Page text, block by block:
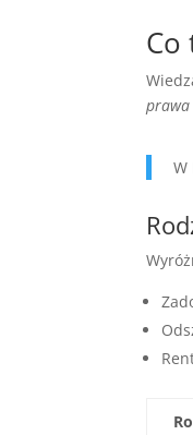
Co
prawa
W